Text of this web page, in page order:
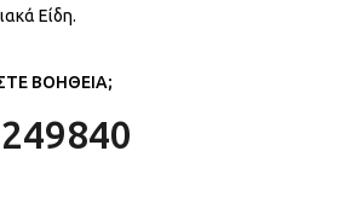
Είδη.
ΒΟΗΘΕΙΑ;